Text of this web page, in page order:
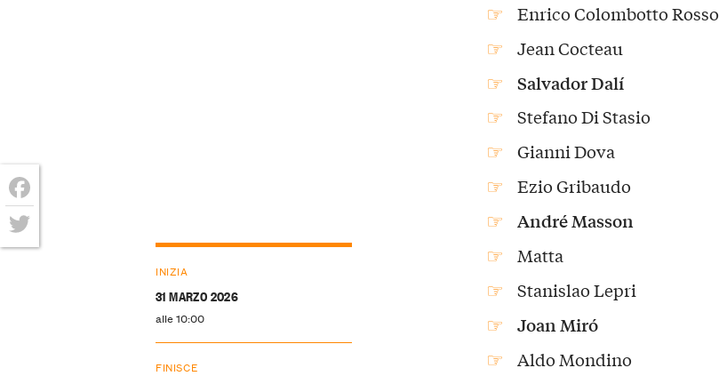
Enrico Colombotto Rosso
Jean Cocteau
Salvador Dalí
Stefano Di Stasio
Gianni Dova
Ezio Gribaudo
André Masson
Matta
Stanislao Lepri
Joan Miró
Aldo Mondino
INIZIA
31 MARZO 2026
alle 10:00
FINISCE
Facebook
Twitter